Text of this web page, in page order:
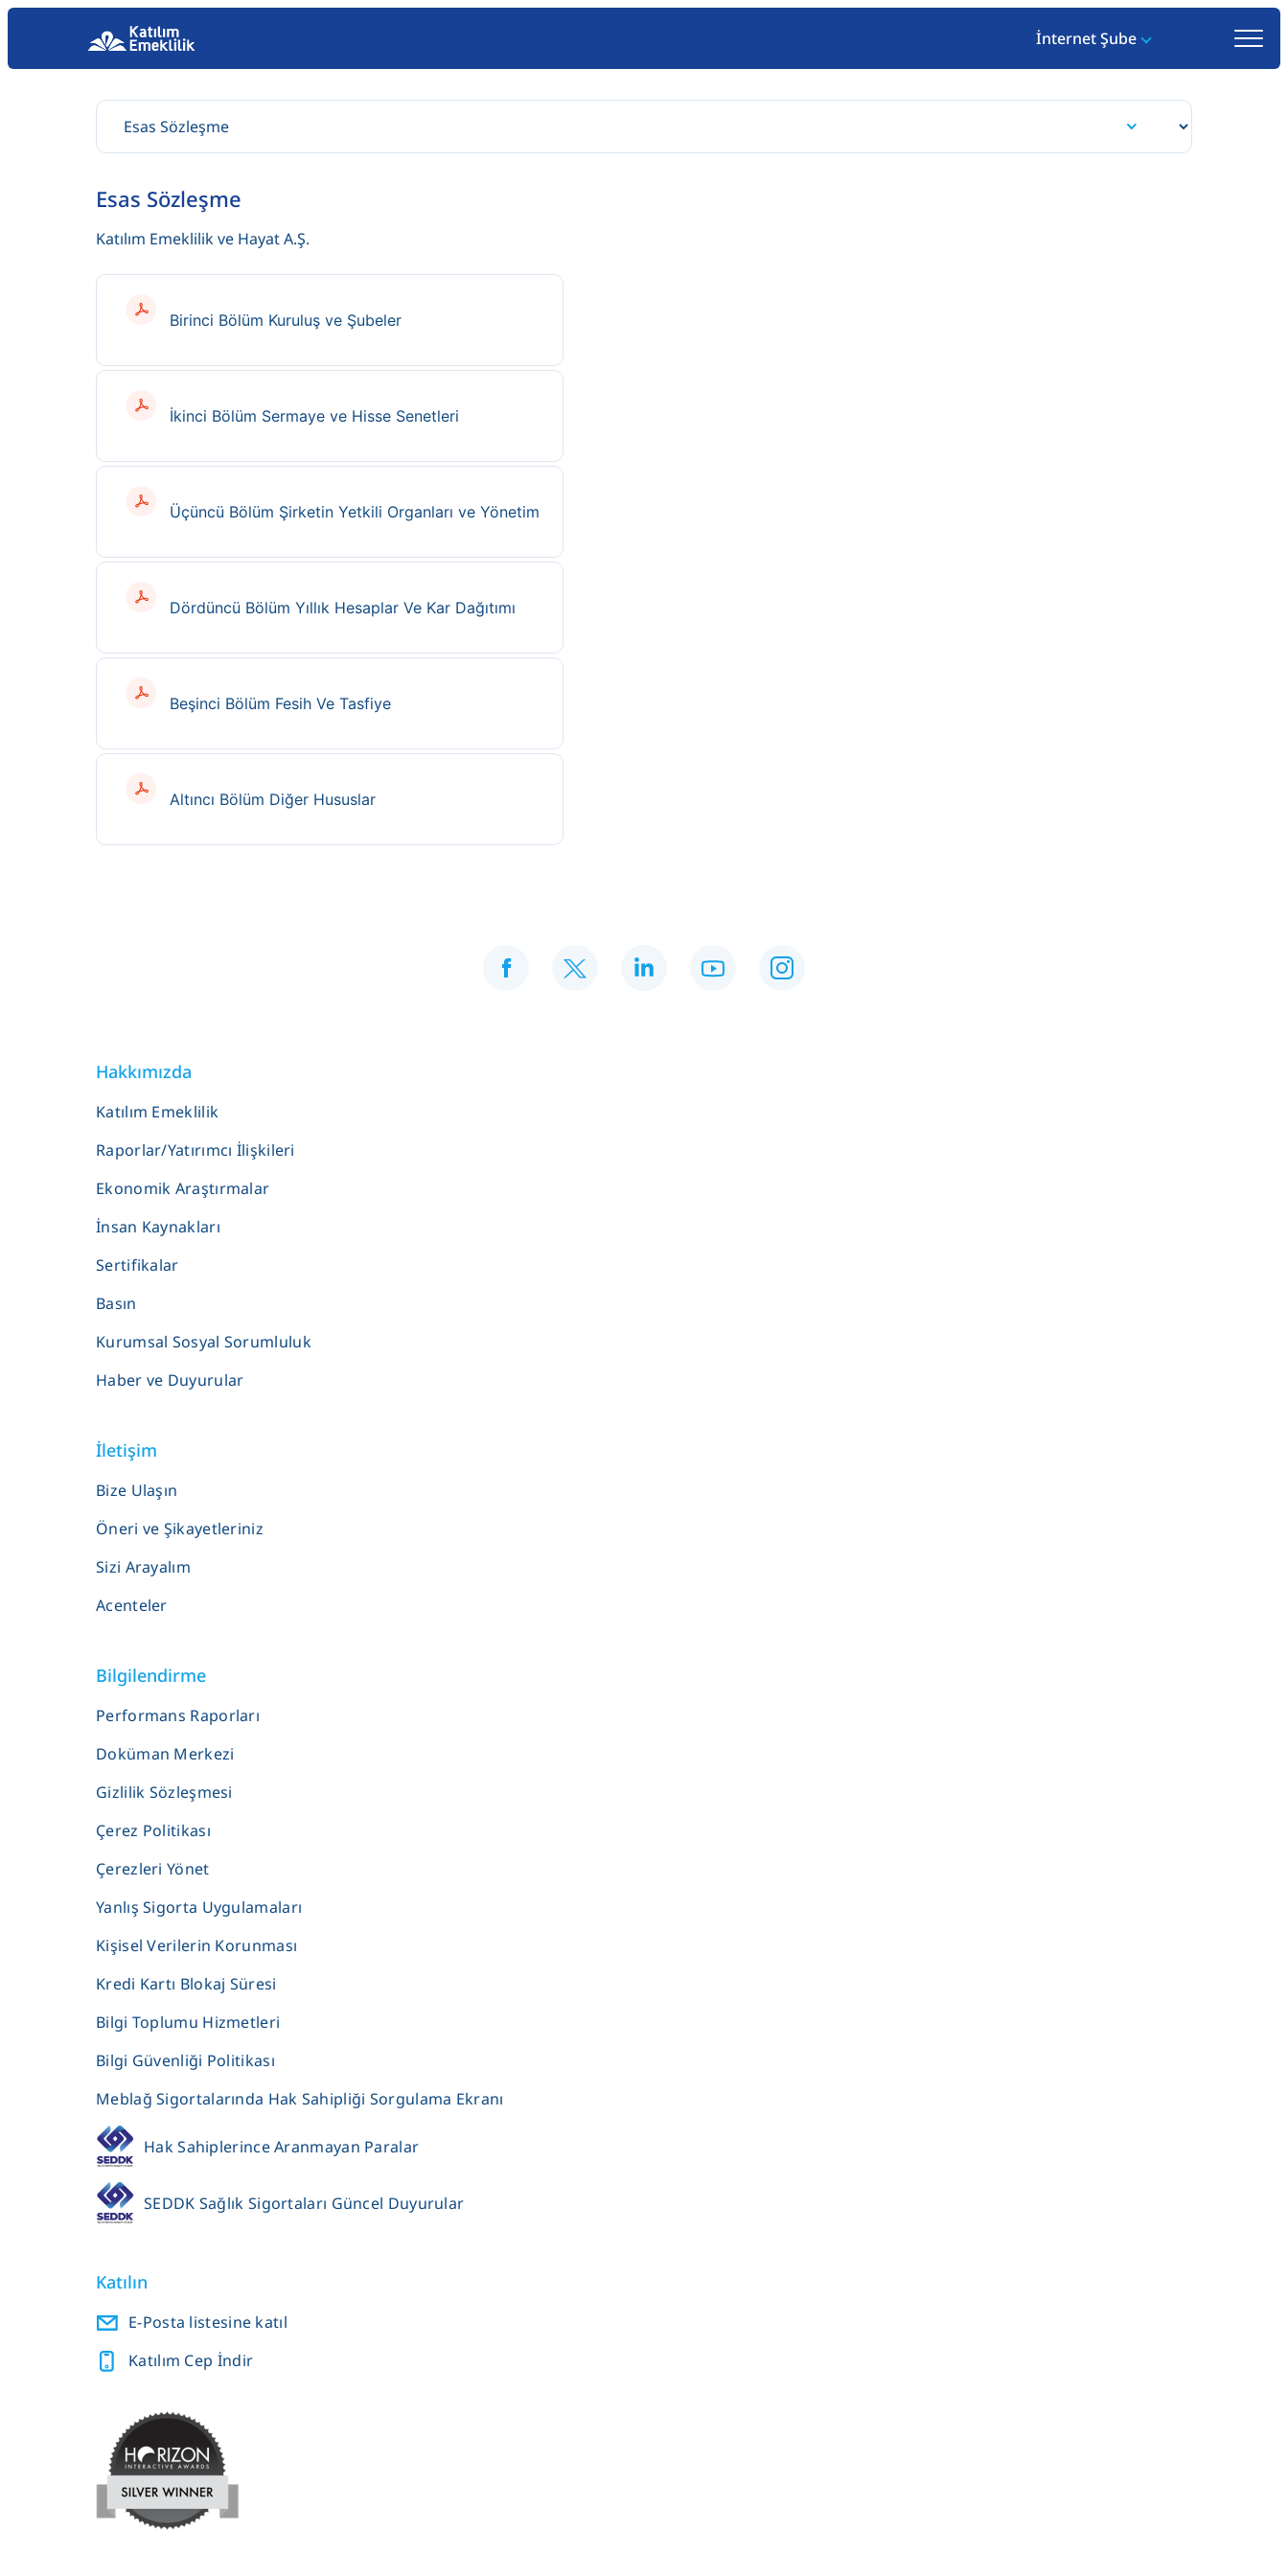
İnternet Şube
Esas Sözleşme
Katılım Emeklilik ve Hayat A.Ş.
Birinci Bölüm Kuruluş ve Şubeler
İkinci Bölüm Sermaye ve Hisse Senetleri
Üçüncü Bölüm Şirketin Yetkili Organları ve Yönetim
Dördüncü Bölüm Yıllık Hesaplar Ve Kar Dağıtımı
Beşinci Bölüm Fesih Ve Tasfiye
Altıncı Bölüm Diğer Hususlar
Hakkımızda
Katılım Emeklilik
Raporlar/Yatırımcı İlişkileri
Ekonomik Araştırmalar
İnsan Kaynakları
Sertifikalar
Basın
Kurumsal Sosyal Sorumluluk
Haber ve Duyurular
İletişim
Bize Ulaşın
Öneri ve Şikayetleriniz
Sizi Arayalım
Acenteler
Bilgilendirme
Performans Raporları
Doküman Merkezi
Gizlilik Sözleşmesi
Çerez Politikası
Çerezleri Yönet
Yanlış Sigorta Uygulamaları
Kişisel Verilerin Korunması
Kredi Kartı Blokaj Süresi
Bilgi Toplumu Hizmetleri
Bilgi Güvenliği Politikası
Meblağ Sigortalarında Hak Sahipliği Sorgulama Ekranı
Hak Sahiplerince Aranmayan Paralar
SEDDK Sağlık Sigortaları Güncel Duyurular
Katılın
E-Posta listesine katıl
Katılım Cep İndir